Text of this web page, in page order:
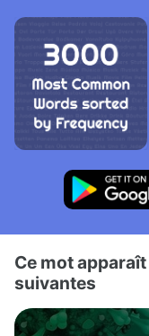
Ce mot
suivantes